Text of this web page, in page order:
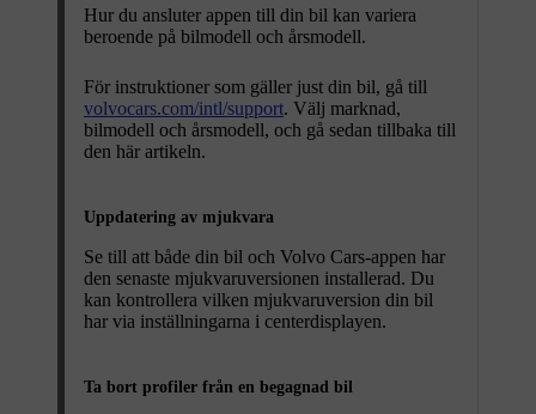
Hur du ansluter appen till din bil kan variera
beroende på bilmodell och årsmodell.
För instruktioner som gäller just din bil, gå till
volvocars.com/intl/support. Välj marknad,
bilmodell och årsmodell, och gå sedan tillbaka till
den här artikeln.
Uppdatering av mjukvara
Se till att både din bil och Volvo Cars-appen har
den senaste mjukvaruversionen installerad. Du
kan kontrollera vilken mjukvaruversion din bil
har via inställningarna i centerdisplayen.
Ta bort profiler från en begagnad bil